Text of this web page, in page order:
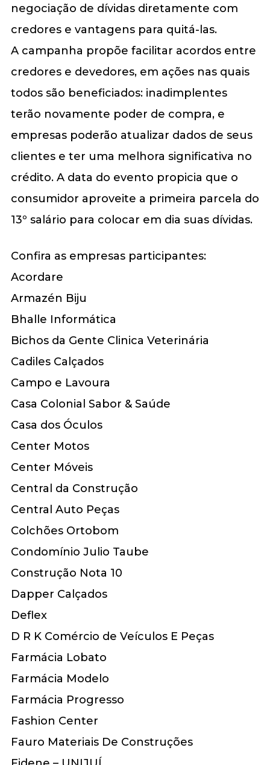
negociação de dívidas diretamente com
credores e vantagens para quitá-las.
A campanha propõe facilitar acordos entre
credores e devedores, em ações nas quais
todos são beneficiados: inadimplentes
terão novamente poder de compra, e
empresas poderão atualizar dados de seus
clientes e ter uma melhora significativa no
crédito. A data do evento propicia que o
consumidor aproveite a primeira parcela do
13º salário para colocar em dia suas dívidas.
Confira as empresas participantes:
Acordare
Armazén Biju
Bhalle Informática
Bichos da Gente Clinica Veterinária
Cadiles Calçados
Campo e Lavoura
Casa Colonial Sabor & Saúde
Casa dos Óculos
Center Motos
Center Móveis
Central da Construção
Central Auto Peças
Colchões Ortobom
Condomínio Julio Taube
Construção Nota 10
Dapper Calçados
Deflex
D R K Comércio de Veículos E Peças
Farmácia Lobato
Farmácia Modelo
Farmácia Progresso
Fashion Center
Fauro Materiais De Construções